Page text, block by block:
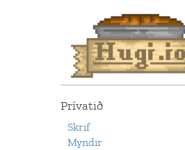
Prívatið
Skrif
Myndir